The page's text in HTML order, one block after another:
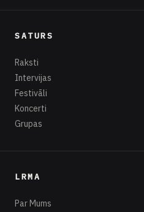
SATURS
Raksti
Intervijas
Festivāli
Koncerti
Grupas
LRMA
Par Mums